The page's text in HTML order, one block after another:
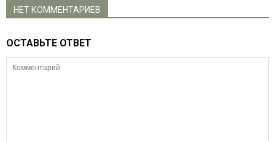
НЕТ КОММЕНТАРИЕВ
ОСТАВЬТЕ ОТВЕТ